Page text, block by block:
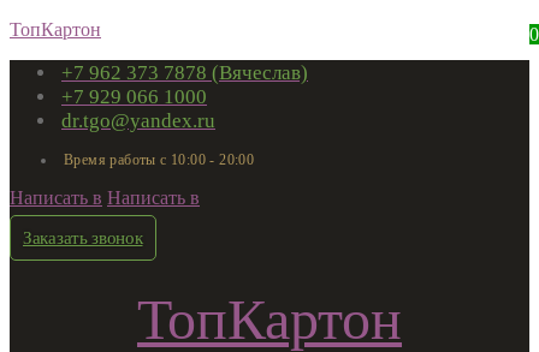
ТопКартон
+7 962 373 7878 (Вячеслав)
+7 929 066 1000
dr.tgo@yandex.ru
Время работы с 10:00 - 20:00
Написать в Написать в
Заказать звонок
ТопКартон
0